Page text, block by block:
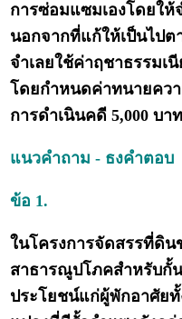
การซ่อมแซมเองโดยให้
นอกจากที่แก้ให้เป็นไป
จำเลยใช้ค่าฤชาธรรม
โดยกำหนดค่าทนายควา
การดำเนินคดี 5,000 บาท
แนวคำถาม - ธงคำตอบ
ข้อ 1.
ในโครงการจัดสรรที่ดิน
สาธารณูปโภคสำหรับกั้
ประโยชน์แก่ผู้พักอาศัย